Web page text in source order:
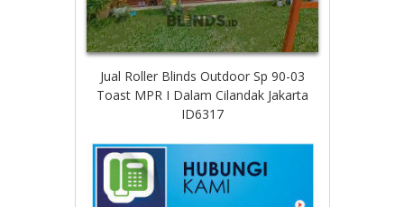
Jual Roller Blinds Outdoor Sp 90-03
Toast MPR I Dalam Cilandak Jakarta
ID6317